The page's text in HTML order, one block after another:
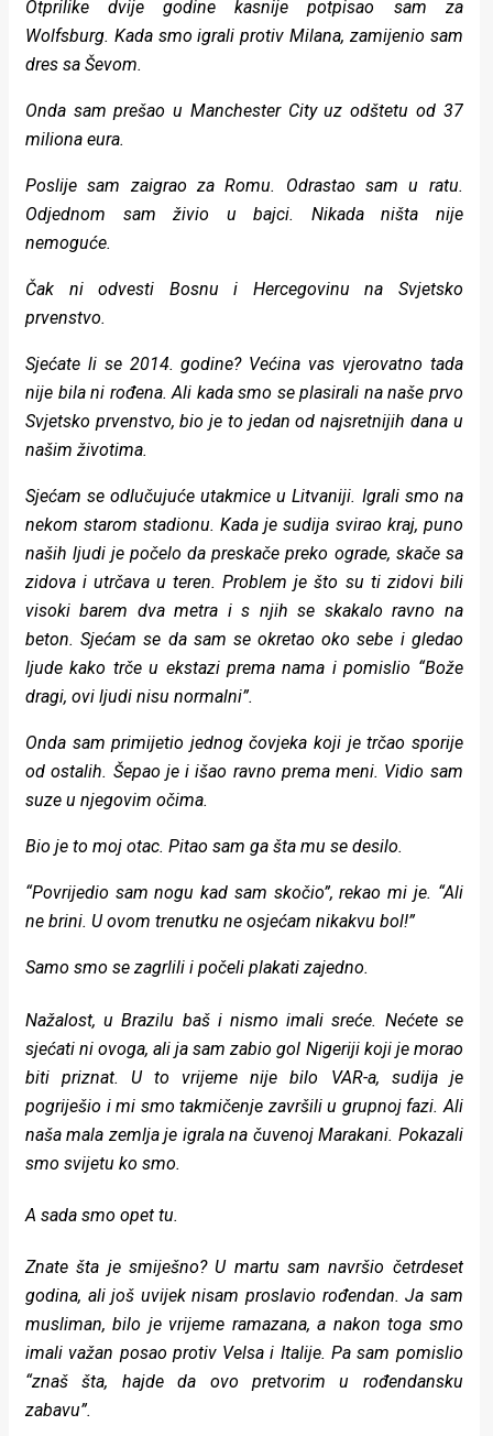
Otprilike dvije godine kasnije potpisao sam za
Wolfsburg. Kada smo igrali protiv Milana, zamijenio sam
dres sa Ševom.
Onda sam prešao u Manchester City uz odštetu od 37
miliona eura.
Poslije sam zaigrao za Romu. Odrastao sam u ratu.
Odjednom sam živio u bajci. Nikada ništa nije
nemoguće.
Čak ni odvesti Bosnu i Hercegovinu na Svjetsko
prvenstvo.
Sjećate li se 2014. godine? Većina vas vjerovatno tada
nije bila ni rođena. Ali kada smo se plasirali na naše prvo
Svjetsko prvenstvo, bio je to jedan od najsretnijih dana u
našim životima.
Sjećam se odlučujuće utakmice u Litvaniji. Igrali smo na
nekom starom stadionu. Kada je sudija svirao kraj, puno
naših ljudi je počelo da preskače preko ograde, skače sa
zidova i utrčava u teren. Problem je što su ti zidovi bili
visoki barem dva metra i s njih se skakalo ravno na
beton. Sjećam se da sam se okretao oko sebe i gledao
ljude kako trče u ekstazi prema nama i pomislio “Bože
dragi, ovi ljudi nisu normalni”.
Onda sam primijetio jednog čovjeka koji je trčao sporije
od ostalih. Šepao je i išao ravno prema meni. Vidio sam
suze u njegovim očima.
Bio je to moj otac. Pitao sam ga šta mu se desilo.
“Povrijedio sam nogu kad sam skočio”, rekao mi je. “Ali
ne brini. U ovom trenutku ne osjećam nikakvu bol!”
Samo smo se zagrlili i počeli plakati zajedno.
Nažalost, u Brazilu baš i nismo imali sreće. Nećete se
sjećati ni ovoga, ali ja sam zabio gol Nigeriji koji je morao
biti priznat. U to vrijeme nije bilo VAR-a, sudija je
pogriješio i mi smo takmičenje završili u grupnoj fazi. Ali
naša mala zemlja je igrala na čuvenoj Marakani. Pokazali
smo svijetu ko smo.
A sada smo opet tu.
Znate šta je smiješno? U martu sam navršio četrdeset
godina, ali još uvijek nisam proslavio rođendan. Ja sam
musliman, bilo je vrijeme ramazana, a nakon toga smo
imali važan posao protiv Velsa i Italije. Pa sam pomislio
“znaš šta, hajde da ovo pretvorim u rođendansku
zabavu”.